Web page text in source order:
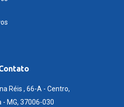
Réis , 66-A - Centro,
- MG, 37006-030